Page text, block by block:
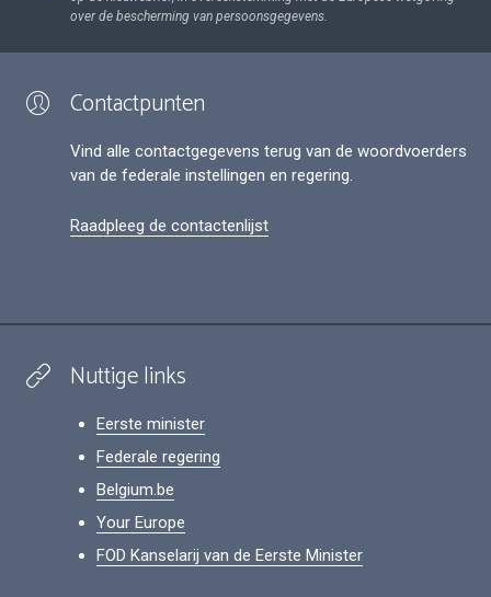
over de bescherming van persoonsgegevens.
Contactpunten
Vind alle contactgegevens terug van de woordvoerders
van de federale instellingen en regering.
Raadpleeg de contactenlijst
Nuttige links
Eerste minister
Federale regering
Belgium.be
Your Europe
FOD Kanselarij van de Eerste Minister